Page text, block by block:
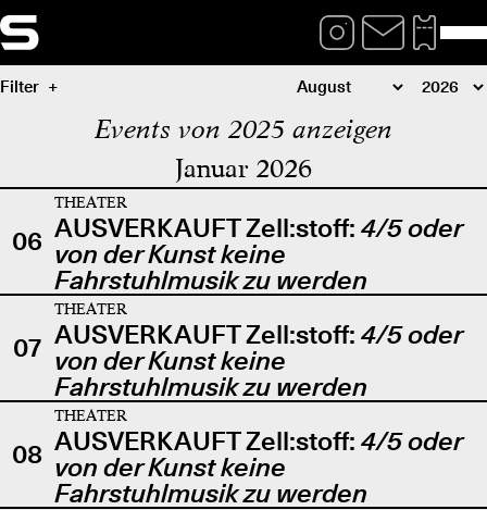
Filter
Events von 2025 anzeigen
Januar 2026
06
THEATER
AUSVERKAUFT Zell:stoff: 4/5 oder
von der Kunst keine
Fahrstuhlmusik zu werden
07
THEATER
AUSVERKAUFT Zell:stoff: 4/5 oder
von der Kunst keine
Fahrstuhlmusik zu werden
08
THEATER
AUSVERKAUFT Zell:stoff: 4/5 oder
von der Kunst keine
Fahrstuhlmusik zu werden